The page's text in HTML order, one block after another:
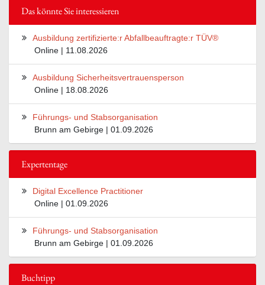
Das könnte Sie interessieren
Ausbildung zertifizierte:r Abfallbeauftragte:r TÜV®
Online | 11.08.2026
Ausbildung Sicherheitsvertrauensperson
Online | 18.08.2026
Führungs- und Stabsorganisation
Brunn am Gebirge | 01.09.2026
Expertentage
Digital Excellence Practitioner
Online | 01.09.2026
Führungs- und Stabsorganisation
Brunn am Gebirge | 01.09.2026
Buchtipp